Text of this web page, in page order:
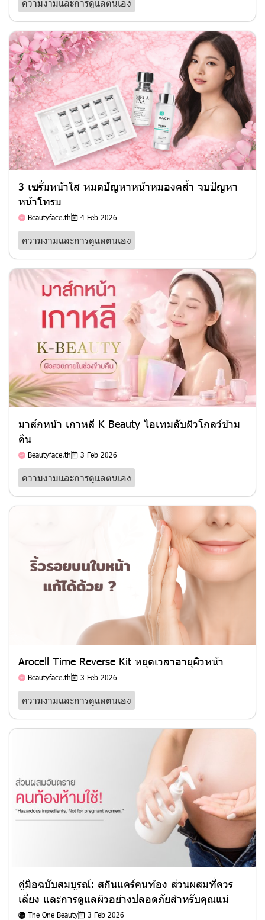
ความงามและการดูแลตนเอง
3 เซรั่มหน้าใส หมดปัญหาหน้าหมองคล้ำ จบปัญหา
หน้าโทรม
Beautyface.th 4 Feb 2026
ความงามและการดูแลตนเอง
มาส์กหน้า เกาหลี K Beauty ไอเทมลับผิวโกลว์ข้าม
คืน
Beautyface.th 3 Feb 2026
ความงามและการดูแลตนเอง
Arocell Time Reverse Kit หยุดเวลาอายุผิวหน้า
Beautyface.th 3 Feb 2026
ความงามและการดูแลตนเอง
คู่มือฉบับสมบูรณ์: สกินแคร์คนท้อง ส่วนผสมที่ควร
เลี่ยง และการดูแลผิวอย่างปลอดภัยสำหรับคุณแม่
The One Beauty 3 Feb 2026